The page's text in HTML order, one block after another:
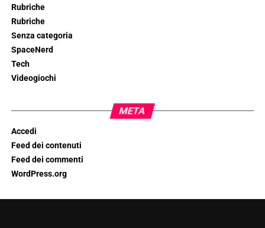
Rubriche
Rubriche
Senza categoria
SpaceNerd
Tech
Videogiochi
META
Accedi
Feed dei contenuti
Feed dei commenti
WordPress.org